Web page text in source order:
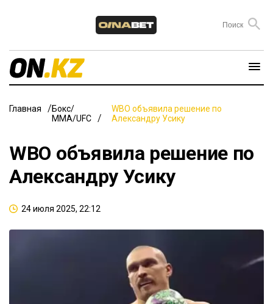
Главная
Бокс/
ММА/UFC
WBO объявила решение по
Александру Усику
WBO объявила решение по
Александру Усику
24 июля 2025, 22:12